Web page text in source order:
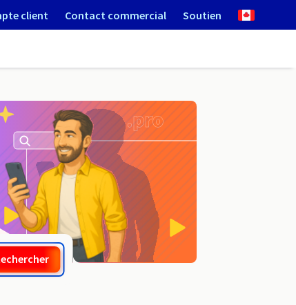
client Contact commercial Soutien